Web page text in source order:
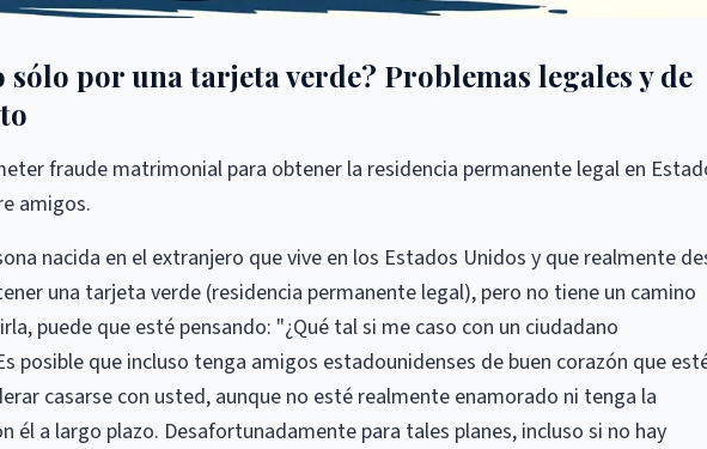
por una tarjeta verde? Problemas legales y de
fraude matrimonial para obtener la residencia permanente legal en
amigos.
nacida en el extranjero que vive en los Estados Unidos y que realmente
una tarjeta verde (residencia permanente legal), pero no tiene un camino
puede que esté pensando: "¿Qué tal si me caso con un ciudadano
posible que incluso tenga amigos estadounidenses de buen corazón que
casarse con usted, aunque no esté realmente enamorado ni tenga la
él a largo plazo. Desafortunadamente para tales planes, incluso si no hay